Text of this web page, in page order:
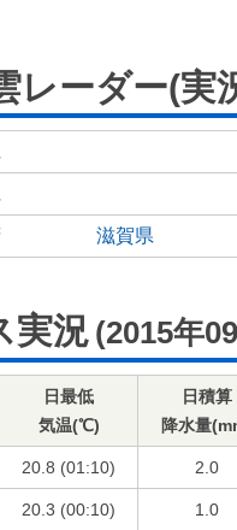
レーダー(実
滋賀県
実況 (2015年
日最低
気温(℃)
日積算
降水量
20.8 (01:10) 2.0
20.3 (00:10) 1.0